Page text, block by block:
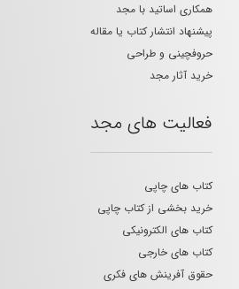
همکاری اساتید با مجد
پیشنهاد انتشار کتاب یا مقاله
حروفچینی و طراحی
خرید آثار مجد
فعالیت های مجد
کتاب های چاپی
خرید بخشی از کتاب چاپی
کتاب های الکترونیکی
کتاب های خارجی
حقوق آفرینش های فکری